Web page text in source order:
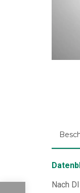
Nach